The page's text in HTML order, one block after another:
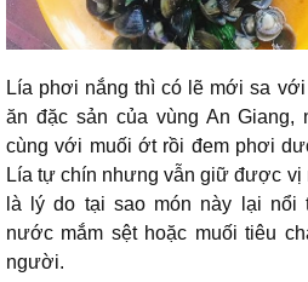
Lía phơi nắng thì có lẽ mới sa
ăn đặc sản của vùng An
cùng với muối ớt rồi đem phơi
Lía tự chín nhưng vẫn giữ được vị
là lý do tại sao món này lại nổi
nước mắm sệt hoặc muối tiêu
người.